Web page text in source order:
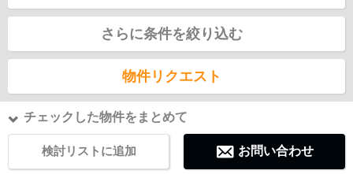
さらに条件を絞り込む
物件リクエスト
チェックした物件をまとめて
検討リストに追加 お問い合わせ